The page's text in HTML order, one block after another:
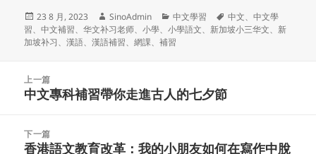
发
布
于
23 8 月, 2023
作
者
SinoAdmin
分
类
中文學習
标
签
中文、中文學
習、中文補習、华文补习老师、小學、小學語文、 新加坡小三华文、 新
加坡补习、漢語、漢語補習、網課、補習
上一篇
上
文
章：
中文專科補習帶你走進古人的七夕節
下一篇
下
香港語文教育改革：我的小朋友如何在寫作中脫